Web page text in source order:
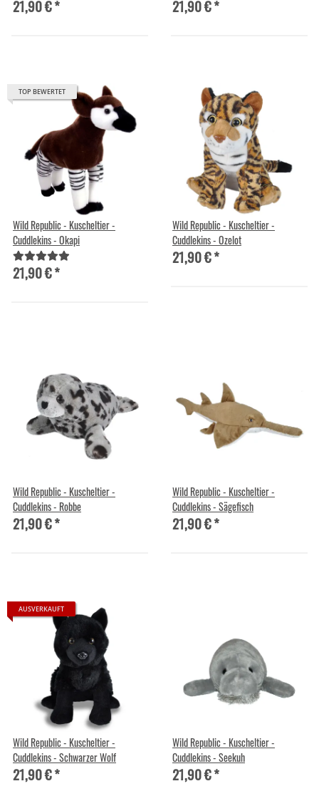
21,90 €* 21,90 €*
TOP BEWERTET
Wild Republic - Kuscheltier -
Cuddlekins - Okapi
21,90 €*
Wild Republic - Kuscheltier -
Cuddlekins - Ozelot
21,90 €*
Wild Republic - Kuscheltier -
Cuddlekins - Robbe
21,90 €*
Wild Republic - Kuscheltier -
Cuddlekins - Sägefisch
21,90 €*
AUSVERKAUFT
Wild Republic - Kuscheltier -
Cuddlekins - Schwarzer Wolf
21,90 €*
Wild Republic - Kuscheltier -
Cuddlekins - Seekuh
21,90 €*